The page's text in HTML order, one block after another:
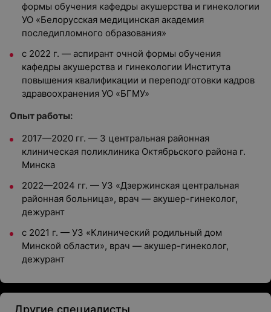
формы обучения кафедры акушерства и гинекологии
УО «Белорусская медицинская академия
последипломного образования»
с 2022 г. — аспирант очной формы обучения
кафедры акушерства и гинекологии Института
повышения квалификации и переподготовки кадров
здравоохранения УО «БГМУ»
Опыт работы:
2017—2020 гг. — 3 центральная районная
клиническая поликлиника Октябрьского района г.
Минска
2022—2024 гг. — УЗ «Дзержинская центральная
районная больница», врач — акушер-гинеколог,
дежурант
с 2021 г. — УЗ «Клинический родильный дом
Минской области», врач — акушер-гинеколог,
дежурант
Другие специалисты